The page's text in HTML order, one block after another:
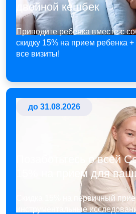
двойной кешбек
Приводите ребенка вместе с
скидку 15% на прием ребенка
все визиты!
до 31.08.2026
Позаботьтесь о всей
15% на прием для
Скидка 15% на первичный
инструментальные